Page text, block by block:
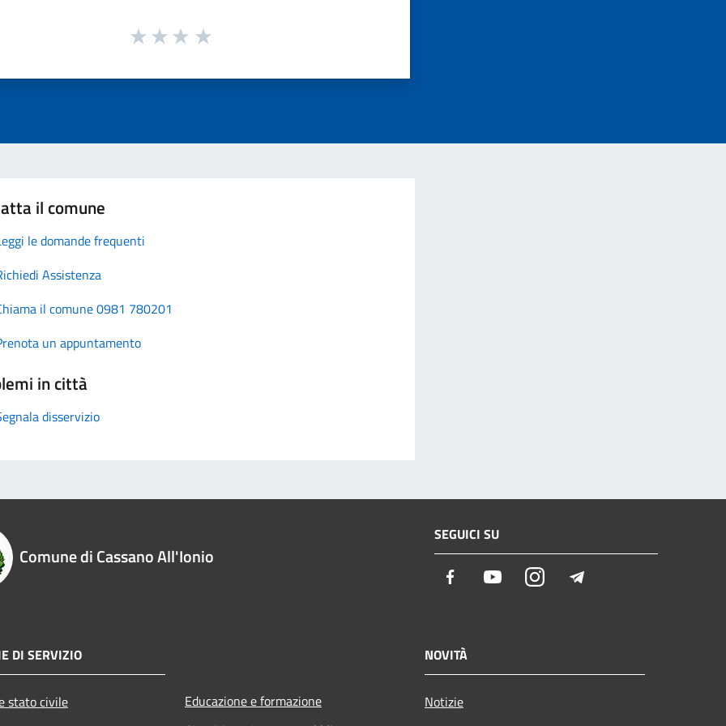
il comune
le domande frequenti
Assistenza
il comune 0981 780201
un appuntamento
in città
disservizio
Comune di Cassano All'Ionio
SEGUICI SU
Facebook YoutubeInstagram
DI SERVIZIO
stato civile
Educazione e formazione
NOVITÀ
Notizie